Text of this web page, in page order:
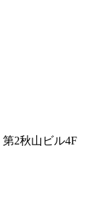
2秋山ビル4F